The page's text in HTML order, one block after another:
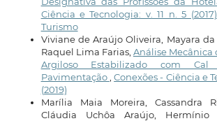
Ciência e Tecnologia: v. 11 n. 5
Turismo
Viviane de Araújo Oliveira, Mayara da
Raquel Lima Farias, Análise Mecânica
Argiloso Estabilizado com
Pavimentação ,Conexões - Ciência e
(2019)
Marília Maia Moreira, Cassandra
Cláudia Uchôa Araújo,